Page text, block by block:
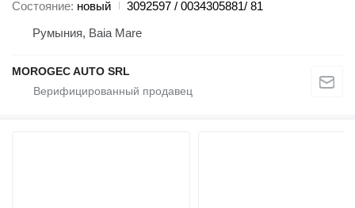
Состояние новый
3092597 / 0034305881/ 81
Румыния, Baia Mare
MOROGEC AUTO SRL